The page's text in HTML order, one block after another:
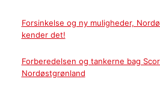
Forsinkelse og ny muligheder,
kender det!
Forberedelsen og tankerne bag
Nordøstgrønland